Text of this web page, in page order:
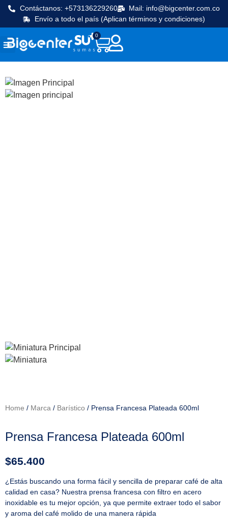
Contáctanos: +573136229260
Mail: info@bigcenter.com.co
Envío a todo el país (Aplican términos y condiciones)
0
Home / Marca / Barístico / Prensa Francesa Plateada 600ml
Prensa Francesa Plateada 600ml
$65.400
¿Estás buscando una forma fácil y sencilla de preparar café de alta
calidad en casa? Nuestra prensa francesa con filtro en acero
inoxidable es tu mejor opción, ya que permite extraer todo el sabor
y aroma del café molido de una manera rápida